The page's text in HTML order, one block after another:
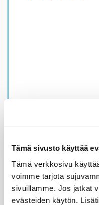
Tämä sivusto käyttää
Tämä verkkosivu
voimme tarjota
sivuillamme. Jos jatkat
evästeiden käytön.